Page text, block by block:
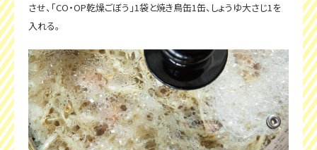
させ、「CO・OP乾燥ごぼう」1袋と焼き鳥缶1缶、しょうゆ大さじ1を
入れる。